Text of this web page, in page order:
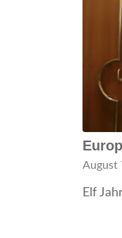
August
Elf